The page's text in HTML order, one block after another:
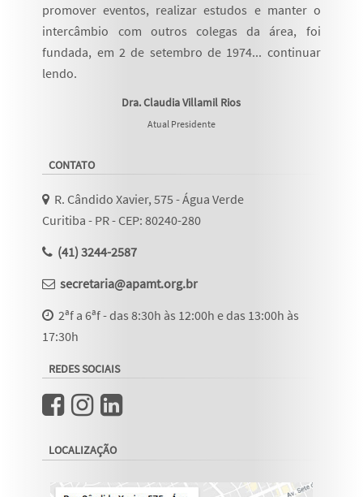
promover eventos, realizar estudos e manter o
intercâmbio com outros colegas da área, foi
fundada, em 2 de setembro de 1974... continuar
lendo.
Dra. Claudia Villamil Rios
Atual Presidente
CONTATO
R. Cândido Xavier, 575 - Água Verde
Curitiba - PR - CEP: 80240-280
(41) 3244-2587
secretaria@apamt.org.br
2ªf a 6ªf - das 8:30h às 12:00h e das 13:00h às
17:30h
REDES SOCIAIS
LOCALIZAÇÃO